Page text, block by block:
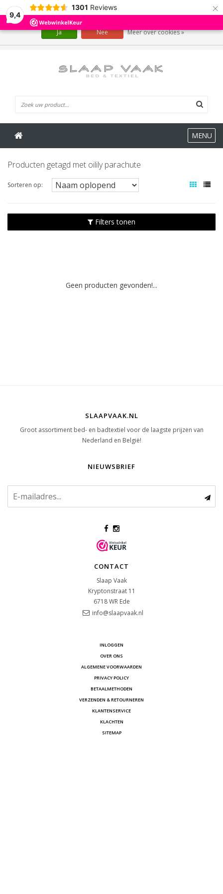
9,4
1301 Reviews ×
MENU
Producten getagd met oilily parachute
Sorteren op:
Filters tonen
Geen producten gevonden!...
SLAAPVAAK.NL
Groot assortiment bed- en badtextiel voor de laagste prijzen van
Nederland en België!
NIEUWSBRIEF
CONTACT
Slaap Vaak
Kryptonstraat 11
6718 WR Ede
info@slaapvaak.nl
INLOGGEN
OVER ONS
ALGEMENE VOORWAARDEN
PRIVACY POLICY
BETAALMETHODEN
VERZENDEN & RETOURNEREN
KLANTENSERVICE
KLACHTEN
SITEMAP
Wij slaan cookies op om onze website te verbeteren. Is dat akkoord?
Ja Nee Meer over cookies »